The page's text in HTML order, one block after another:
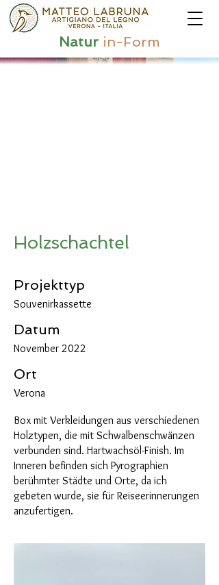
Natur in-Form
Holzschachtel
Projekttyp
Souvenirkassette
Datum
November 2022
Ort
Verona
Box mit Verkleidungen aus verschiedenen
Holztypen, die mit Schwalbenschwänzen
verbunden sind. Hartwachsöl-Finish. Im
Inneren befinden sich Pyrographien
berühmter Städte und Orte, da ich
gebeten wurde, sie für Reiseerinnerungen
anzufertigen.